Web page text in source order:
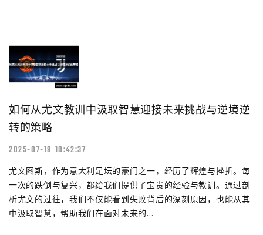
如何从尤文教训中汲取智慧迎接未来挑战与逆境逆
转的策略
2025-07-19 10:42:37
尤文图斯，作为意大利足坛的豪门之一，经历了辉煌与挫折。每
一次的跌倒与复兴，都给我们提供了宝贵的经验与教训。通过剖
析尤文的过往，我们不仅能看到失败背后的深刻原因，也能从其
中汲取智慧，帮助我们在面对未来的...